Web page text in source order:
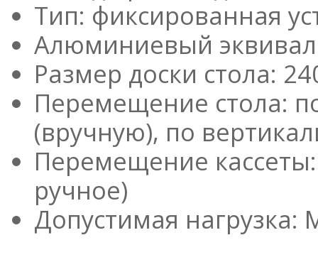
Тип: фиксированная
Алюминиевый
Размер доски стола:
Перемещение стола:
(вручную), по
Перемещение
ручное)
Допустимая нагрузка: